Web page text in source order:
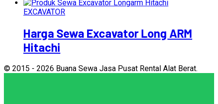
EXCAVATOR
Harga Sewa Excavator Long ARM
Hitachi
© 2015 - 2026 Buana Sewa Jasa Pusat Rental Alat Berat.